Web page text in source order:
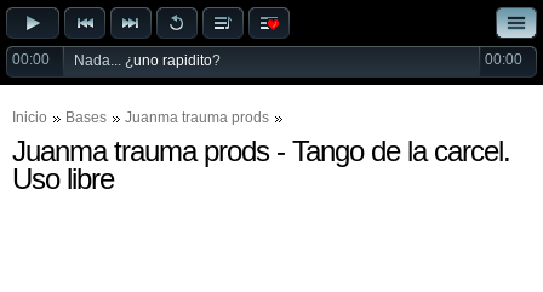
00:00 Nada... ¿uno rapidito? 00:00
Inicio Bases Juanma trauma prods
Juanma trauma prods - Tango de la carcel.
Uso libre